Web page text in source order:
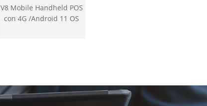
V8 Mobile Handheld POS
con 4G /Android 11 OS